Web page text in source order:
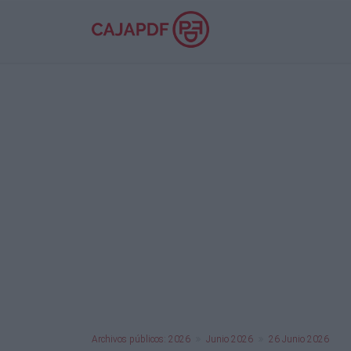
Archivos públicos: 2026 Junio 2026 26 Junio 2026